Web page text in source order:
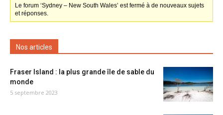
Le forum ‘Sydney – New South Wales’ est fermé à de nouveaux sujets
et réponses.
Nos articles
Fraser Island : la plus grande île de sable du
monde
5 septembre 2023